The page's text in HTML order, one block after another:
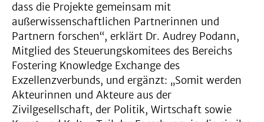
dass die Projekte gemeinsam mit
außerwissenschaftlichen Partnerinnen und
Partnern forschen“, erklärt Dr. Audrey Podann,
Mitglied des Steuerungskomitees des Bereichs
Fostering Knowledge Exchange des
Exzellenzverbunds, und ergänzt: „Somit werden
Akteurinnen und Akteure aus der
Zivilgesellschaft, der Politik, Wirtschaft sowie